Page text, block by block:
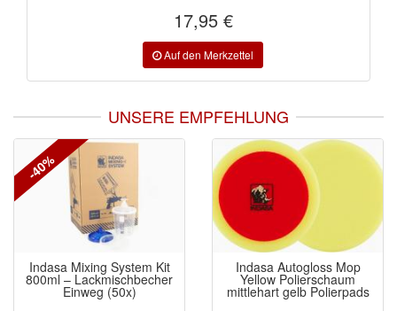
17,95 €
UNSERE EMPFEHLUNG
Indasa Mixing System Kit
800ml – Lackmischbecher
Einweg (50x)
-40%
Indasa Autogloss Mop
Yellow Polierschaum
mittlehart gelb Polierpads